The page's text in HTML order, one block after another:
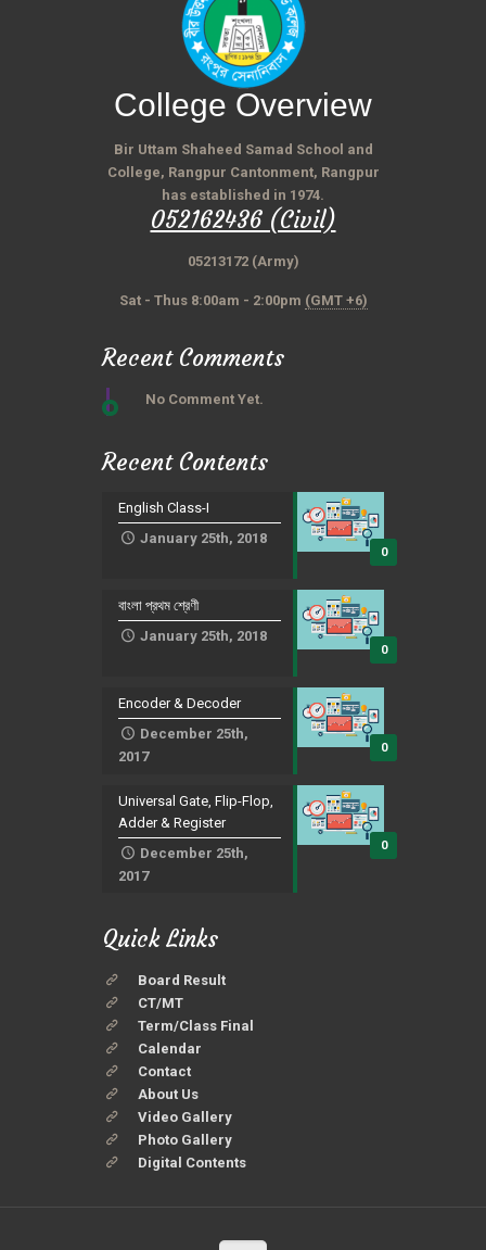
College Overview
Bir Uttam Shaheed Samad School and
College, Rangpur Cantonment, Rangpur
has established in 1974.
052162436 (Civil)
05213172 (Army)
Sat - Thus 8:00am - 2:00pm (GMT +6)
Recent Comments
No Comment Yet.
Recent Contents
0
English Class-I
January 25th, 2018
0
বাংলা প্রথম শ্রেণী
January 25th, 2018
0
Encoder & Decoder
December 25th,
2017
0
Universal Gate, Flip-Flop,
Adder & Register
December 25th,
2017
Quick Links
Board Result
CT/MT
Term/Class Final
Calendar
Contact
About Us
Video Gallery
Photo Gallery
Digital Contents